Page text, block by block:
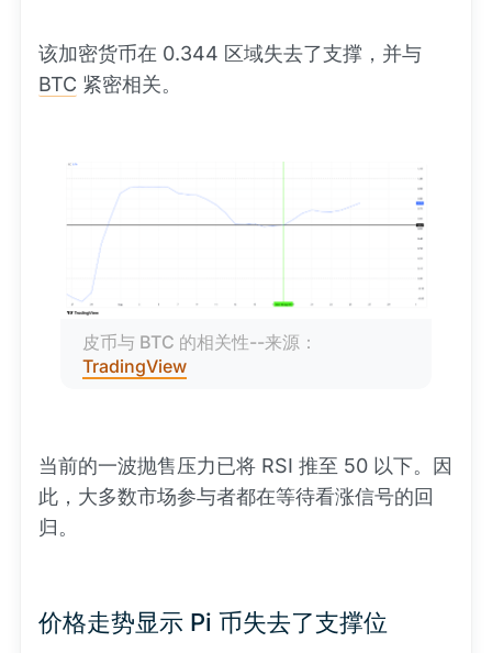
该加密货币在 0.344 区域失去了支撑，并与
BTC 紧密相关。
皮币与 BTC 的相关性--来源：
TradingView
当前的一波抛售压力已将 RSI 推至 50 以下。因
此，大多数市场参与者都在等待看涨信号的回
归。
价格走势显示 Pi 币失去了支撑位